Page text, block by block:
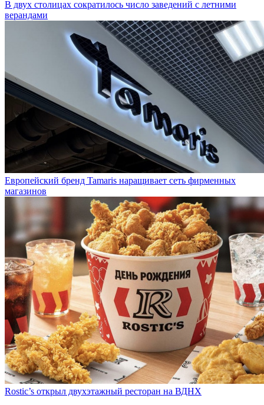
В двух столицах сократилось число заведений с летними
верандами
Европейский бренд Tamaris наращивает сеть фирменных
магазинов